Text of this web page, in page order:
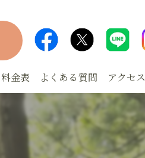
料金表 よくある質問 アクセス